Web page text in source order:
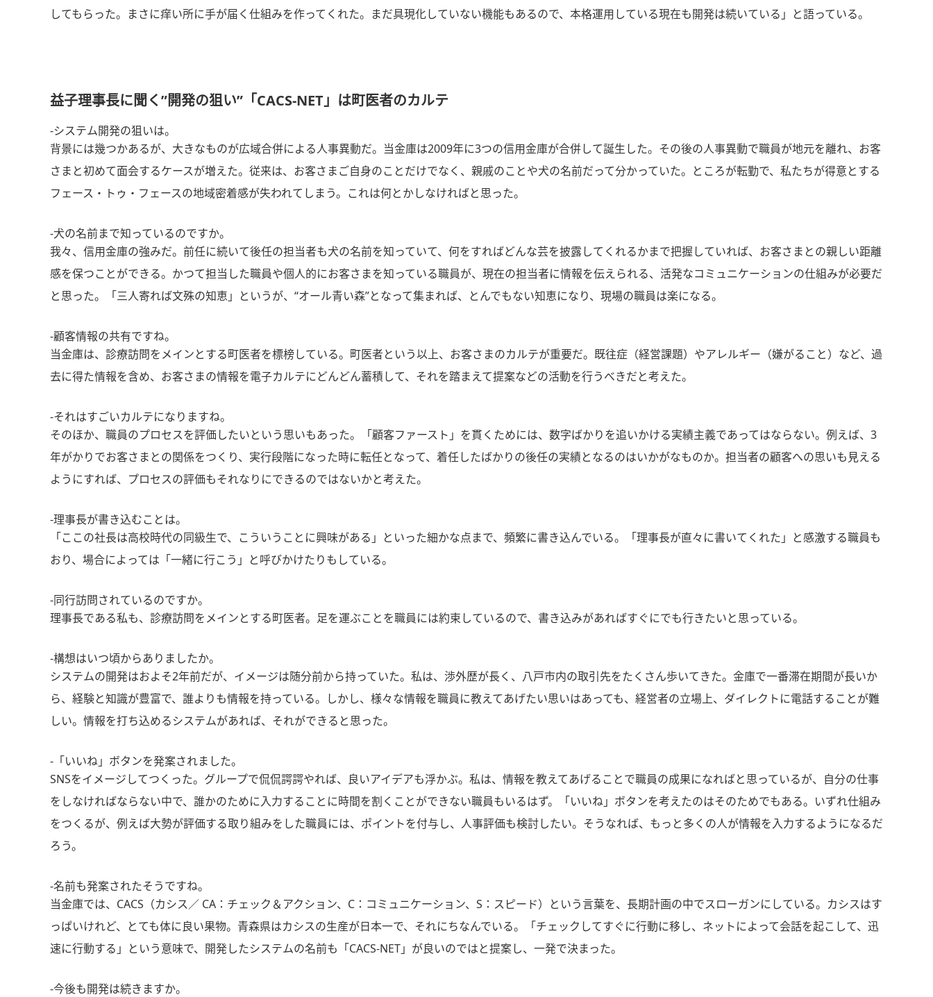
してもらった。まさに痒い所に手が届く仕組みを作ってくれた。まだ具現化していない機能もあるので、本格運用している現在も開発は続いている」と語っている。
益子理事長に聞く”開発の狙い”「CACS-NET」は町医者のカルテ
-システム開発の狙いは。
背景には幾つかあるが、大きなものが広域合併による人事異動だ。当金庫は2009年に3つの信用金庫が合併して誕生した。その後の人事異動で職員が地元を離れ、お客
さまと初めて面会するケースが増えた。従来は、お客さまご自身のことだけでなく、親戚のことや犬の名前だって分かっていた。ところが転勤で、私たちが得意とする
フェース・トゥ・フェースの地域密着感が失われてしまう。これは何とかしなければと思った。
-犬の名前まで知っているのですか。
我々、信用金庫の強みだ。前任に続いて後任の担当者も犬の名前を知っていて、何をすればどんな芸を披露してくれるかまで把握していれば、お客さまとの親しい距離
感を保つことができる。かつて担当した職員や個人的にお客さまを知っている職員が、現在の担当者に情報を伝えられる、活発なコミュニケーションの仕組みが必要だ
と思った。「三人寄れば文殊の知恵」というが、“オール青い森”となって集まれば、とんでもない知恵になり、現場の職員は楽になる。
-顧客情報の共有ですね。
当金庫は、診療訪問をメインとする町医者を標榜している。町医者という以上、お客さまのカルテが重要だ。既往症（経営課題）やアレルギー（嫌がること）など、過
去に得た情報を含め、お客さまの情報を電子カルテにどんどん蓄積して、それを踏まえて提案などの活動を行うべきだと考えた。
-それはすごいカルテになりますね。
そのほか、職員のプロセスを評価したいという思いもあった。「顧客ファースト」を貫くためには、数字ばかりを追いかける実績主義であってはならない。例えば、3
年がかりでお客さまとの関係をつくり、実行段階になった時に転任となって、着任したばかりの後任の実績となるのはいかがなものか。担当者の顧客への思いも見える
ようにすれば、プロセスの評価もそれなりにできるのではないかと考えた。
-理事長が書き込むことは。
「ここの社長は高校時代の同級生で、こういうことに興味がある」といった細かな点まで、頻繁に書き込んでいる。「理事長が直々に書いてくれた」と感激する職員も
おり、場合によっては「一緒に行こう」と呼びかけたりもしている。
-同行訪問されているのですか。
理事長である私も、診療訪問をメインとする町医者。足を運ぶことを職員には約束しているので、書き込みがあればすぐにでも行きたいと思っている。
-構想はいつ頃からありましたか。
システムの開発はおよそ2年前だが、イメージは随分前から持っていた。私は、渉外歴が長く、八戸市内の取引先をたくさん歩いてきた。金庫で一番滞在期間が長いか
ら、経験と知識が豊富で、誰よりも情報を持っている。しかし、様々な情報を職員に教えてあげたい思いはあっても、経営者の立場上、ダイレクトに電話することが難
しい。情報を打ち込めるシステムがあれば、それができると思った。
-「いいね」ボタンを発案されました。
SNSをイメージしてつくった。グループで侃侃諤諤やれば、良いアイデアも浮かぶ。私は、情報を教えてあげることで職員の成果になればと思っているが、自分の仕事
をしなければならない中で、誰かのために入力することに時間を割くことができない職員もいるはず。「いいね」ボタンを考えたのはそのためでもある。いずれ仕組み
をつくるが、例えば大勢が評価する取り組みをした職員には、ポイントを付与し、人事評価も検討したい。そうなれば、もっと多くの人が情報を入力するようになるだ
ろう。
-名前も発案されたそうですね。
当金庫では、CACS（カシス／ CA：チェック＆アクション、C：コミュニケーション、S：スピード）という言葉を、長期計画の中でスローガンにしている。カシスはす
っぱいけれど、とても体に良い果物。青森県はカシスの生産が日本一で、それにちなんでいる。「チェックしてすぐに行動に移し、ネットによって会話を起こして、迅
速に行動する」という意味で、開発したシステムの名前も「CACS-NET」が良いのではと提案し、一発で決まった。
-今後も開発は続きますか。